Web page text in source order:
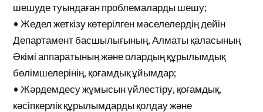
шешуде туындаған проблемаларды шешу;
• Жедел жеткізу көтерілген мәселелердің дейін
Департамент басшылығының, Алматы қаласының
Әкімі аппаратының және олардың құрылымдық
бөлімшелерінің, қоғамдық ұйымдар;
• Жәрдемдесу жұмысын үйлестіру, қоғамдық,
кәсіпкерлік құрылымдарды қолдау және